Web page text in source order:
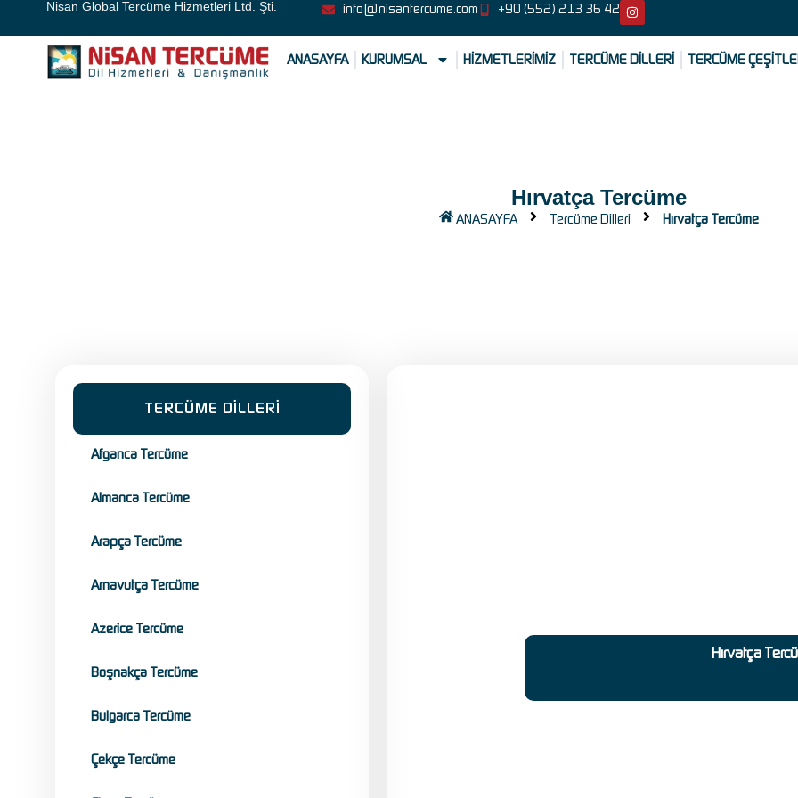
Nisan Global Tercüme Hizmetleri Ltd. Şti. info@nisantercume.com +90 (552) 213 36 42
ANASAYFA KURUMSAL HİZMETLERİMİZ TERCÜME DİLLERİ TERCÜME
Hırvatça Tercüme
ANASAYFA Tercüme Dilleri Hırvatça Tercüme
TERCÜME DİLLERİ
Afganca Tercüme
Almanca Tercüme
Arapça Tercüme
Arnavutça Tercüme
Azerice Tercüme
Boşnakça Tercüme
Bulgarca Tercüme
Çekçe Tercüme
Hırvatça